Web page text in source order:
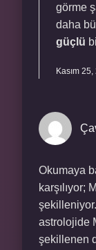
görme
daha
güçlü
Kasım
Okumaya
karşılıyor;
astrolojide
şekillenen